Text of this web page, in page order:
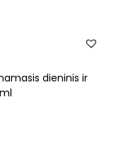
dieninis ir